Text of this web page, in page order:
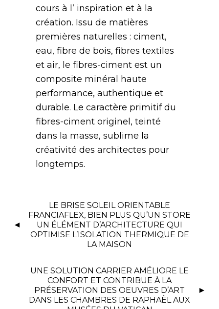
cours à l’ inspiration et à la
création. Issu de matières
premières naturelles : ciment,
eau, fibre de bois, fibres textiles
et air, le fibres-ciment est un
composite minéral haute
performance, authentique et
durable. Le caractère primitif du
fibres-ciment originel, teinté
dans la masse, sublime la
créativité des architectes pour
longtemps.
LE BRISE SOLEIL ORIENTABLE
FRANCIAFLEX, BIEN PLUS QU’UN STORE
UN ÉLÉMENT D’ARCHITECTURE QUI
OPTIMISE L’ISOLATION THERMIQUE DE
LA MAISON
UNE SOLUTION CARRIER AMÉLIORE LE
CONFORT ET CONTRIBUE À LA
PRÉSERVATION DES OEUVRES D’ART
DANS LES CHAMBRES DE RAPHAËL AUX